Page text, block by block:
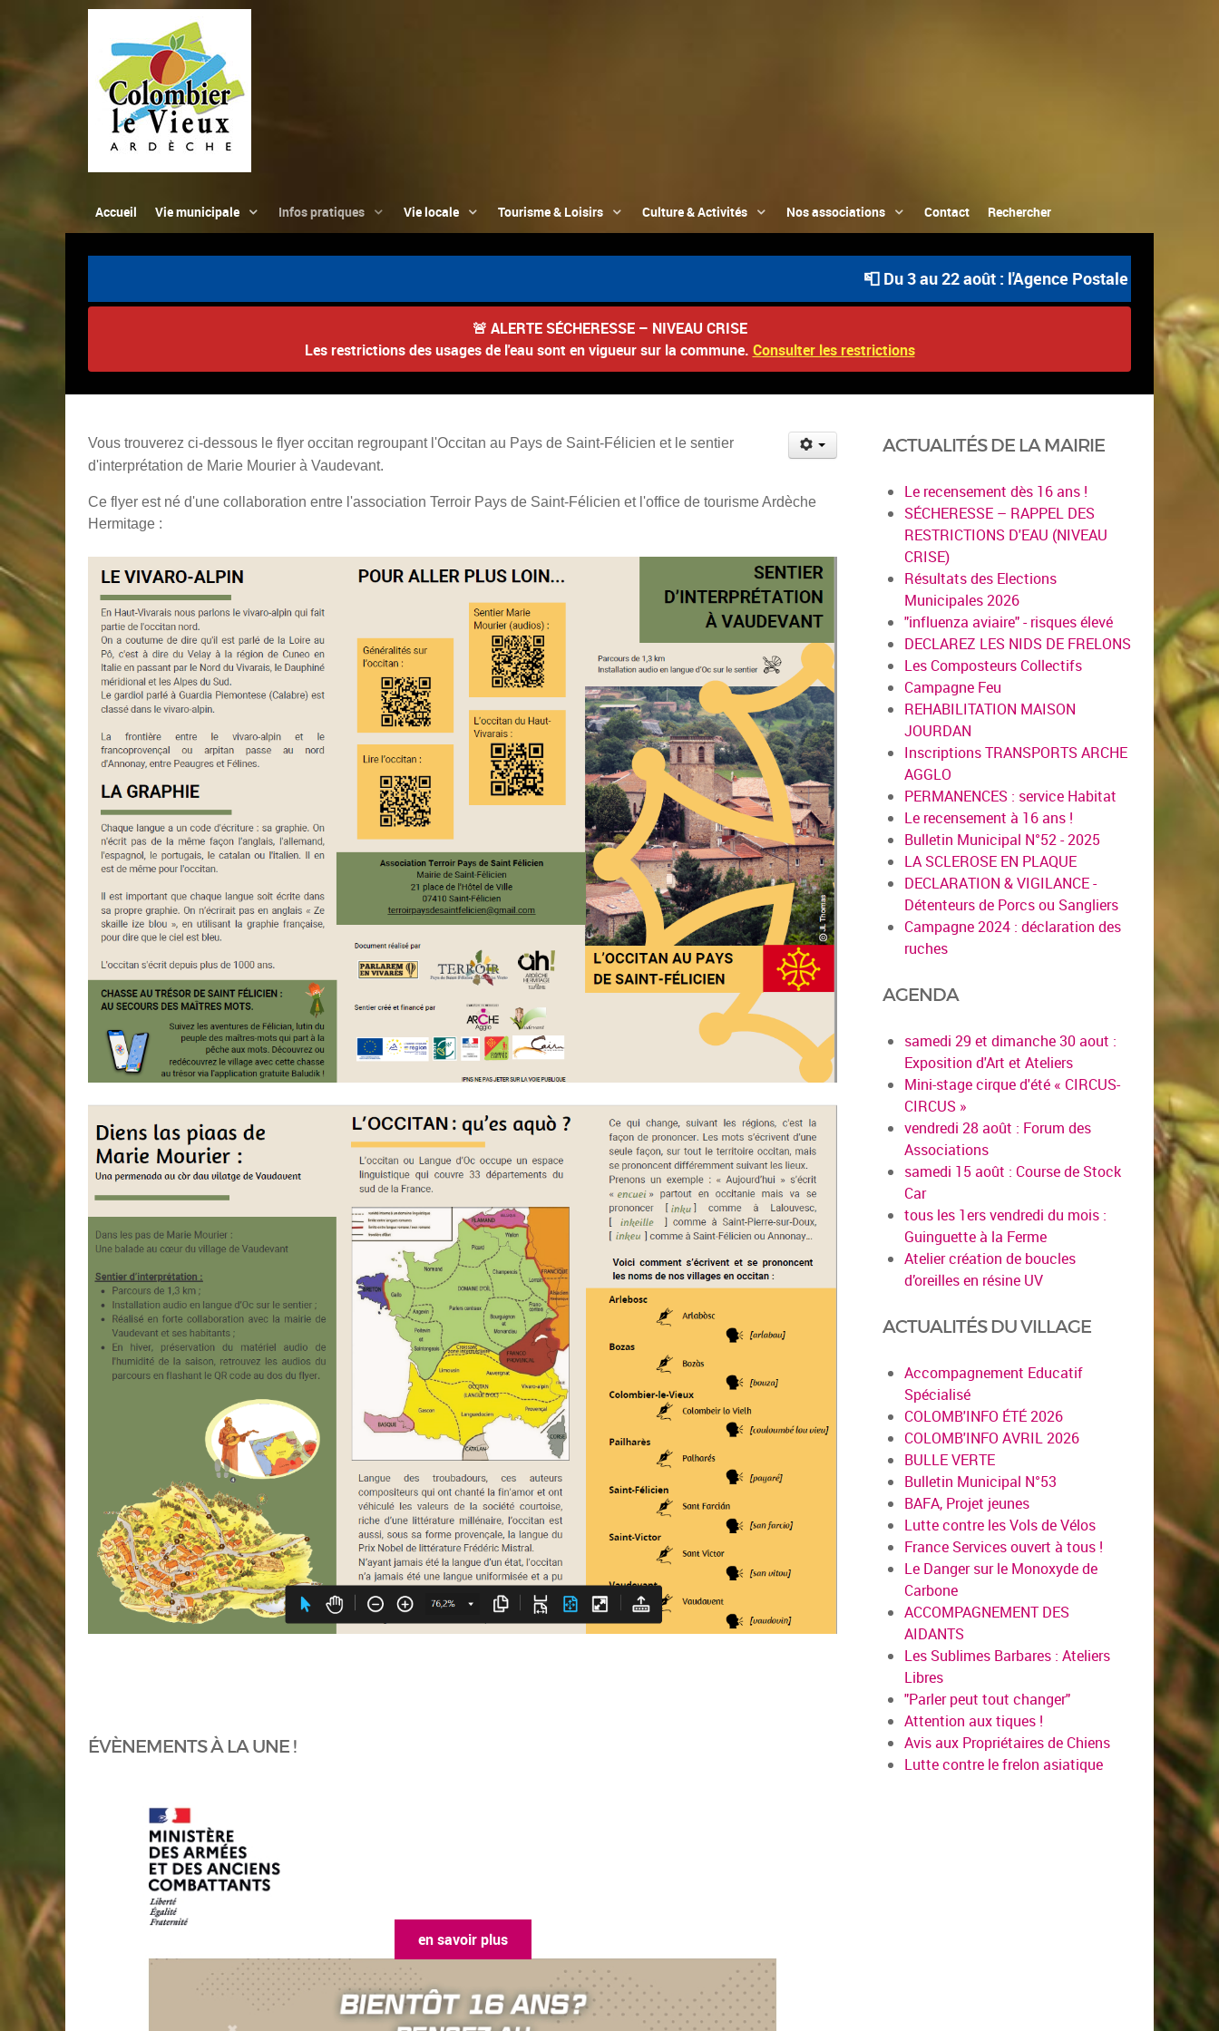
Accueil Vie municipale Infos pratiques Vie locale Tourisme & Loisirs Culture & Activités Nos associations Contact Rechercher
📮 Du 3 au 22 août : l'Agence Postale Communale
🚨 ALERTE SÉCHERESSE – NIVEAU CRISE
Les restrictions des usages de l'eau sont en vigueur sur la commune. Consulter les restrictions
Vous trouverez ci-dessous le flyer occitan regroupant l'Occitan au Pays de Saint-Félicien et le sentier
d'interprétation de Marie Mourier à Vaudevant.
Ce flyer est né d'une collaboration entre l'association Terroir Pays de Saint-Félicien et l'office de tourisme Ardèche
Hermitage :
ÉVÈNEMENTS À LA UNE !
savoir plus
ACTUALITÉS DE LA MAIRIE
Le recensement dès 16 ans !
SÉCHERESSE – RAPPEL DES
RESTRICTIONS D'EAU (NIVEAU
CRISE)
Résultats des Elections
Municipales 2026
"influenza aviaire" - risques élevé
DECLAREZ LES NIDS DE FRELONS
Les Composteurs Collectifs
Campagne Feu
REHABILITATION MAISON
JOURDAN
Inscriptions TRANSPORTS ARCHE
AGGLO
PERMANENCES : service Habitat
Le recensement à 16 ans !
Bulletin Municipal N°52 - 2025
LA SCLEROSE EN PLAQUE
DECLARATION & VIGILANCE -
Détenteurs de Porcs ou Sangliers
Campagne 2024 : déclaration des
ruches
AGENDA
samedi 29 et dimanche 30 aout :
Exposition d'Art et Ateliers
Mini-stage cirque d'été « CIRCUS-
CIRCUS »
vendredi 28 août : Forum des
Associations
samedi 15 août : Course de Stock
Car
tous les 1ers vendredi du mois :
Guinguette à la Ferme
Atelier création de boucles
d’oreilles en résine UV
ACTUALITÉS DU VILLAGE
Accompagnement Educatif
Spécialisé
COLOMB'INFO ÉTÉ 2026
COLOMB'INFO AVRIL 2026
BULLE VERTE
Bulletin Municipal N°53
BAFA, Projet jeunes
Lutte contre les Vols de Vélos
France Services ouvert à tous !
Le Danger sur le Monoxyde de
Carbone
ACCOMPAGNEMENT DES
AIDANTS
Les Sublimes Barbares : Ateliers
Libres
"Parler peut tout changer"
Attention aux tiques !
Avis aux Propriétaires de Chiens
Lutte contre le frelon asiatique